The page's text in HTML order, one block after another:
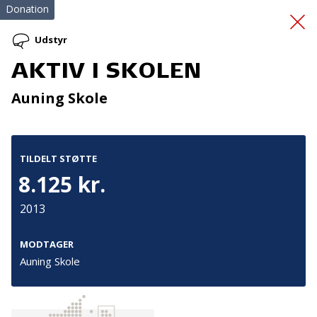
Implementation Matters
Donation
Udstyr
AKTIV I SKOLEN
Auning Skole
TILDELT STØTTE
8.125 kr.
2013
MODTAGER
Auning Skole
Tilmeld nyhedsbrev
De seneste nyheder om TrygFondens og TryghedsGruppens
aktiviteter direkte i din indbakke.
Tilmeld